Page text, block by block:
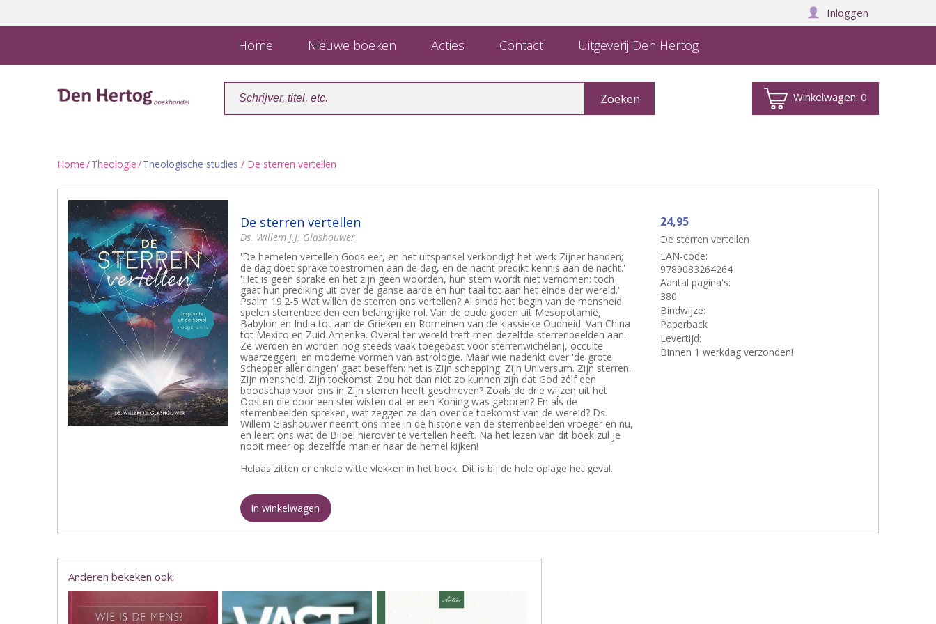
Inloggen
Home Nieuwe boeken Acties Contact Uitgeverij Den Hertog
Winkelwagen:0
Home/Theologie/Theologische studies / De sterren vertellen
De sterren vertellen
Ds. Willem J.J. Glashouwer
'De hemelen vertellen Gods eer, en het uitspansel verkondigt het werk Zijner handen;
de dag doet sprake toestromen aan de dag, en de nacht predikt kennis aan de nacht.'
'Het is geen sprake en het zijn geen woorden, hun stem wordt niet vernomen: toch
gaat hun prediking uit over de ganse aarde en hun taal tot aan het einde der wereld.'
Psalm 19:2-5 Wat willen de sterren ons vertellen? Al sinds het begin van de mensheid
spelen sterrenbeelden een belangrijke rol. Van de oude goden uit Mesopotamië,
Babylon en India tot aan de Grieken en Romeinen van de klassieke Oudheid. Van China
tot Mexico en Zuid-Amerika. Overal ter wereld treft men dezelfde sterrenbeelden aan.
Ze werden en worden nog steeds vaak toegepast voor sterrenwichelarij, occulte
waarzeggerij en moderne vormen van astrologie. Maar wie nadenkt over 'de grote
Schepper aller dingen' gaat beseffen: het is Zijn schepping. Zijn Universum. Zijn sterren.
Zijn mensheid. Zijn toekomst. Zou het dan niet zo kunnen zijn dat God zélf een
boodschap voor ons in Zijn sterren heeft geschreven? Zoals de drie wijzen uit het
Oosten die door een ster wisten dat er een Koning was geboren? En als de
sterrenbeelden spreken, wat zeggen ze dan over de toekomst van de wereld? Ds.
Willem Glashouwer neemt ons mee in de historie van de sterrenbeelden vroeger en nu,
en leert ons wat de Bijbel hierover te vertellen heeft. Na het lezen van dit boek zul je
nooit meer op dezelfde manier naar de hemel kijken!
Helaas zitten er enkele witte vlekken in het boek. Dit is bij de hele oplage het geval.
24,95
De sterren vertellen
EAN-code:
9789083264264
Aantal pagina's:
380
Bindwijze:
Paperback
Levertijd:
Binnen 1 werkdag verzonden!
In winkelwagen
Anderen bekeken ook: